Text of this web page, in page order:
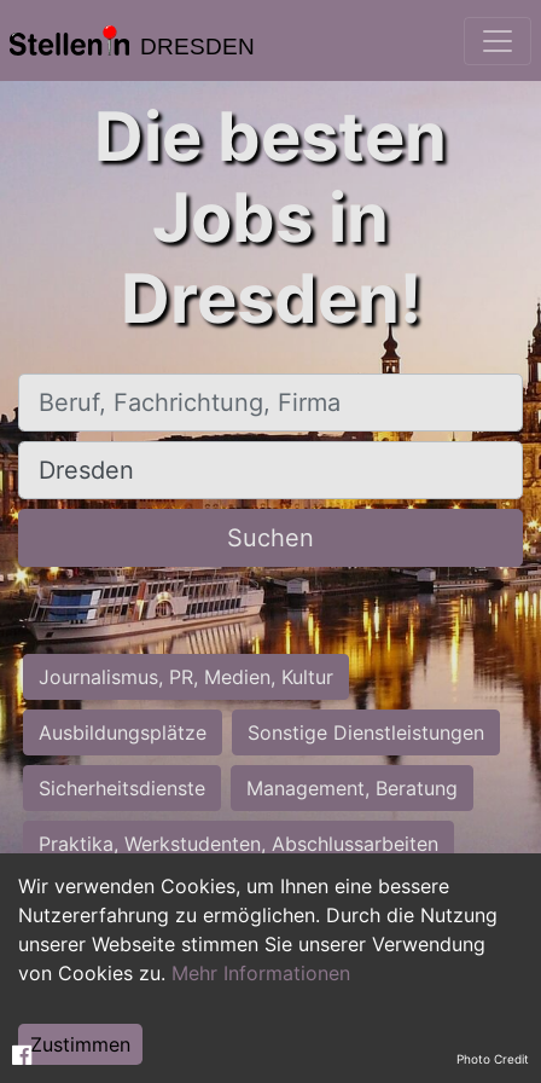
DRESDEN
Wir verwenden Cookies, um Ihnen eine bessere
Nutzererfahrung zu ermöglichen. Durch die Nutzung
unserer Webseite stimmen Sie unserer Verwendung
von Cookies zu. Mehr Informationen
Zustimmen
Die besten
Jobs in
Dresden!
Beruf, Fachrichtung, Firma
Ort, Stadt
Suchen
Journalismus, PR, Medien, Kultur
Ausbildungsplätze Sonstige Dienstleistungen
Sicherheitsdienste Management, Beratung
Praktika, Werkstudenten, Abschlussarbeiten
Personalwesen Assistenz, Sekretariat
Hilfskräfte, Aushilfs- und Nebenjobs
Weiterbildung, Studium, duale Ausbildung Photo Credit